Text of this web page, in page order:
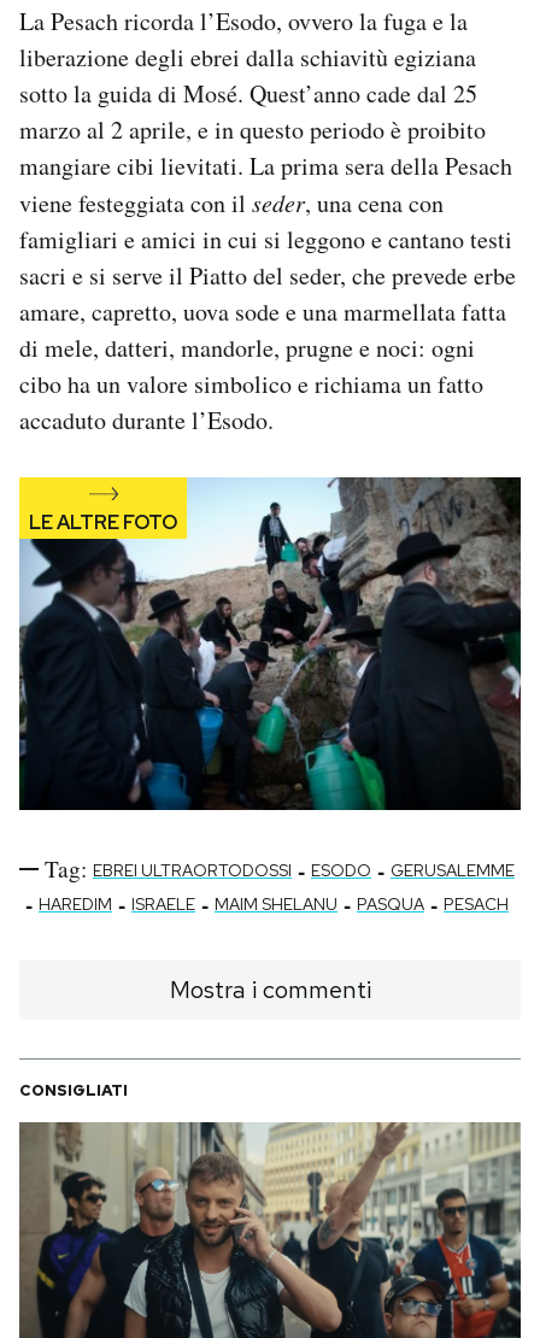
La Pesach ricorda l’Esodo, ovvero la fuga e la
liberazione degli ebrei dalla schiavitù egiziana
sotto la guida di Mosé. Quest’anno cade dal 25
marzo al 2 aprile, e in questo periodo è proibito
mangiare cibi lievitati. La prima sera della Pesach
viene festeggiata con il seder, una cena con
famigliari e amici in cui si leggono e cantano testi
sacri e si serve il Piatto del seder, che prevede erbe
amare, capretto, uova sode e una marmellata fatta
di mele, datteri, mandorle, prugne e noci: ogni
cibo ha un valore simbolico e richiama un fatto
accaduto durante l’Esodo.
Tag: EBREI ULTRAORTODOSSI - ESODO - GERUSALEMME
- HAREDIM - ISRAELE - MAIM SHELANU - PASQUA - PESACH
Mostra i commenti
CONSIGLIATI